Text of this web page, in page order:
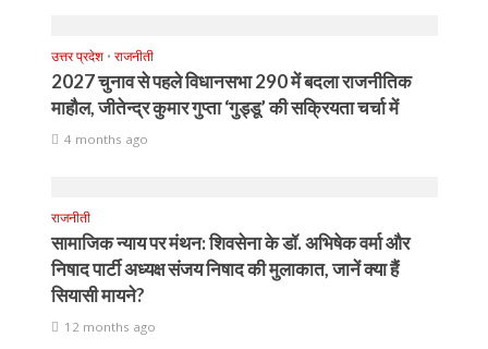
उत्तर प्रदेश • राजनीती
2027 चुनाव से पहले विधानसभा 290 में बदला राजनीतिक
माहौल, जीतेन्द्र कुमार गुप्ता ‘गुड्डू’ की सक्रियता चर्चा में
4 months ago
राजनीती
सामाजिक न्याय पर मंथन: शिवसेना के डॉ. अभिषेक वर्मा और
निषाद पार्टी अध्यक्ष संजय निषाद की मुलाकात, जानें क्या हैं
सियासी मायने?
12 months ago